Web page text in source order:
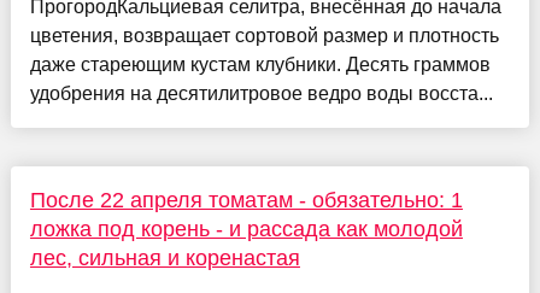
ПрогородКальциевая селитра, внесённая до начала
цветения, возвращает сортовой размер и плотность
даже стареющим кустам клубники. Десять граммов
удобрения на десятилитровое ведро воды восста...
После 22 апреля томатам - обязательно: 1
ложка под корень - и рассада как молодой
лес, сильная и коренастая